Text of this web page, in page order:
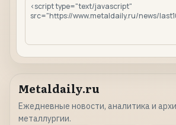
Metaldaily.ru
Ежедневные новости, аналитика и
металлургии.